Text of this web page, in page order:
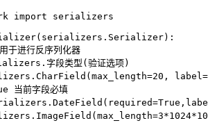
import serializers
( serializers . Serializer) :
于进行反序列化器
字段类型(验证选项)
. CharField ( max_length=20 , label=
当前字段必填
. DateField ( required=True ,
. ImageField ( max_length=3*1024*